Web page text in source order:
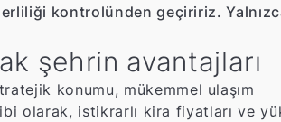
kontrolünden geçiririz.
şehrin avantajları
konumu, mükemmel ulaşım
olarak, istikrarlı kira fiyatları ve